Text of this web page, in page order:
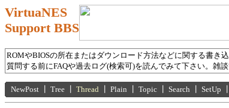
VirtuaNES
Support BBS
ROMやBIOSの所在またはダウンロード方法などに関する書き
質問する前にFAQや過去ログ(検索可)を読んでみて下さい。雑
NewPost Tree Thread Plain Topic Search SetUp